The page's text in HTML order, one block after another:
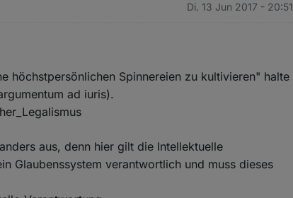
Di. 13 Jun 2017 - 20:51
höchstpersönlichen Spinnereien zu kultivieren" halte
ad iuris).
aus, denn hier gilt die Intellektuelle
Glaubenssystem verantwortlich und muss dieses